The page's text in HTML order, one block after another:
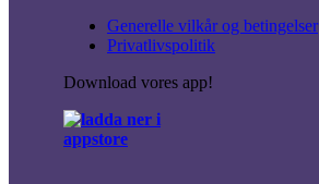
Generelle vilkår og betingelser
Privatlivspolitik
Download vores app!